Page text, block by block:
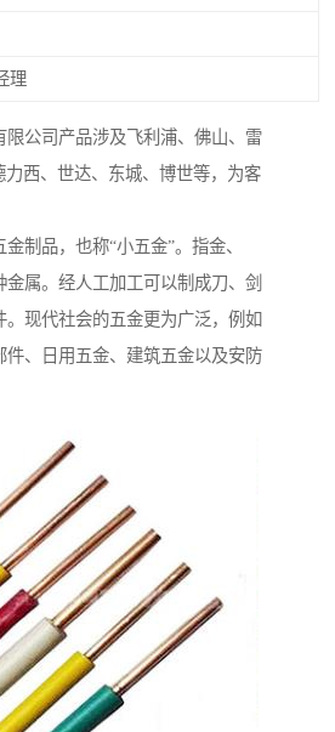
理
限公司产品涉及飞利浦、佛山、雷
西、世达、东城、博世等，为客
制品，也称“小五金”。指金、
属。经人工加工可以制成刀、剑
。现代社会的五金更为广泛，例如
件、日用五金、建筑五金以及安防